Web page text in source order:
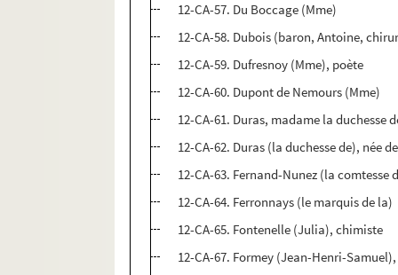
12-CA-57. Du Boccage (Mme)
12-CA-58. Dubois (baron, Antoine,
12-CA-59. Dufresnoy (Mme), poète
12-CA-60. Dupont de Nemours (Mme)
12-CA-61. Duras, madame la duchesse
12-CA-62. Duras (la duchesse de), née
12-CA-63. Fernand-Nunez (la comtesse
12-CA-64. Ferronnays (le marquis de la)
12-CA-65. Fontenelle (Julia), chimiste
12-CA-67. Formey (Jean-Henri-